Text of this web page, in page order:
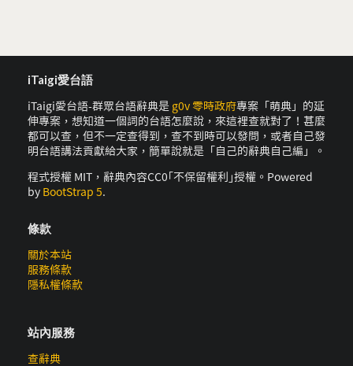
iTaigi愛台語
iTaigi愛台語-群眾台語辭典是 g0v 零時政府專案「萌典」的延
伸專案，想知道一個詞的台語怎麼說，來這裡查就對了！甚麼
都可以查，但不一定查得到，查不到時可以發問，或者自己發
明台語講法貢獻給大家，簡單說就是「自己的辭典自己編」。
程式授權 MIT，辭典內容CC0｢不保留權利｣授權。Powered
by BootStrap 5.
條款
關於本站
服務條款
隱私權條款
站內服務
查辭典